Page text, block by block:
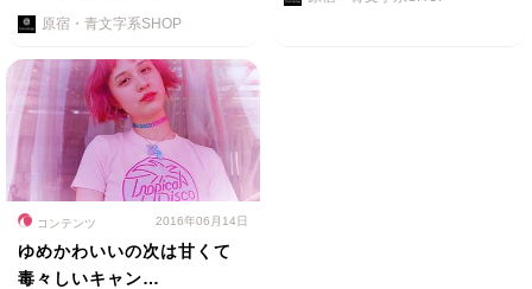
原宿・青文字系SHOP
コンテンツ 2016年06月14日
ゆめかわいいの次は甘くて
毒々しいキャン…